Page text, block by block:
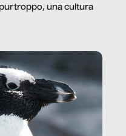
una cultura